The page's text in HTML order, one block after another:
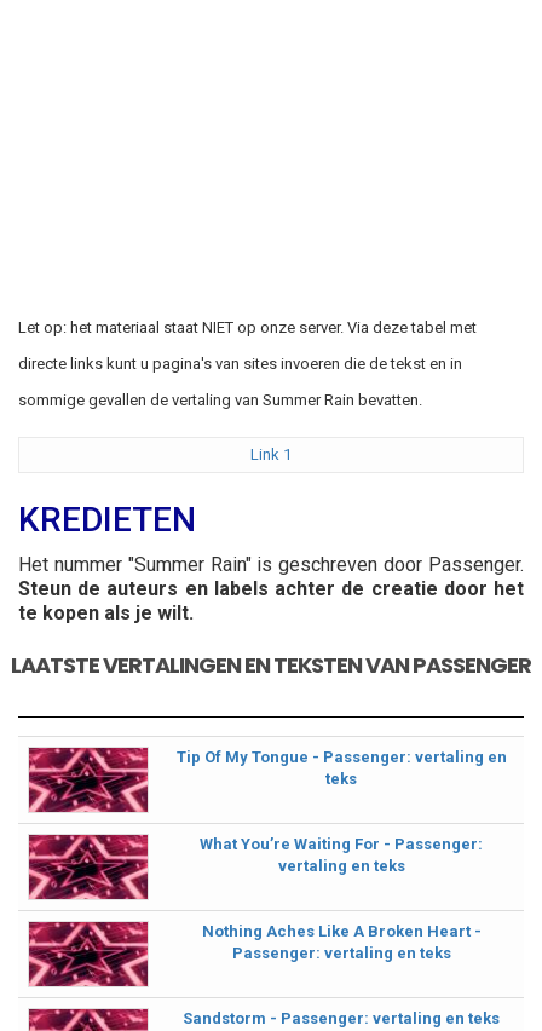
Let op: het materiaal staat NIET op onze server. Via deze tabel met
directe links kunt u pagina's van sites invoeren die de tekst en in
sommige gevallen de vertaling van Summer Rain bevatten.
Link 1
KREDIETEN
Het nummer "Summer Rain" is geschreven door Passenger.
Steun de auteurs en labels achter de creatie door het
te kopen als je wilt.
LAATSTE VERTALINGEN EN TEKSTEN VAN PASSENGER
Tip Of My Tongue - Passenger: vertaling en
teks
What You’re Waiting For - Passenger:
vertaling en teks
Nothing Aches Like A Broken Heart -
Passenger: vertaling en teks
Sandstorm - Passenger: vertaling en teks